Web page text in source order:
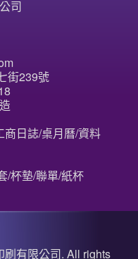
司
街239號
商日誌/桌月曆/資料
/杯墊/聯單/紙杯
有限公司. All rights